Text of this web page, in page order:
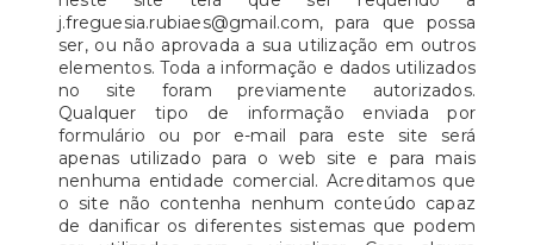
j.freguesia.rubiaes@gmail.com, para que possa
ser, ou não aprovada a sua utilização em outros
elementos. Toda a informação e dados utilizados
no site foram previamente autorizados.
Qualquer tipo de informação enviada por
formulário ou por e-mail para este site será
apenas utilizado para o web site e para mais
nenhuma entidade comercial. Acreditamos que
o site não contenha nenhum conteúdo capaz
de danificar os diferentes sistemas que podem